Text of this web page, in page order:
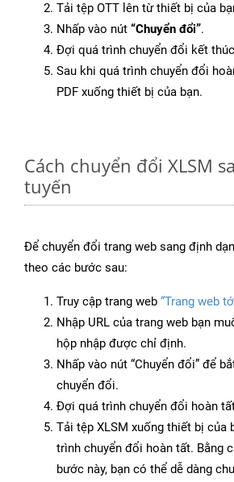
Tải tệp OTT lên từ thiết bị của
Nhấp vào nút “Chuyển đổi”.
Đợi quá trình chuyển đổi kết
Sau khi quá trình chuyển đổi
PDF xuống thiết bị của bạn.
Cách chuyển đổi XLSM
tuyến
Để chuyển đổi trang web sang định
theo các bước sau:
Truy cập trang web “Trang web
Nhập URL của trang web bạn
hộp nhập được chỉ định.
Nhấp vào nút “Chuyển đổi” để
chuyển đổi.
Đợi quá trình chuyển đổi hoàn
Tải tệp XLSM xuống thiết bị của
trình chuyển đổi hoàn tất. Bằng
bước này, bạn có thể dễ dàng